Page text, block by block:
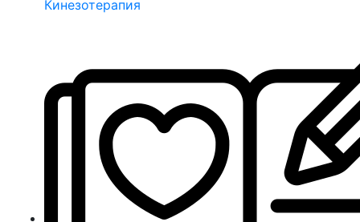
Кинезотерапия